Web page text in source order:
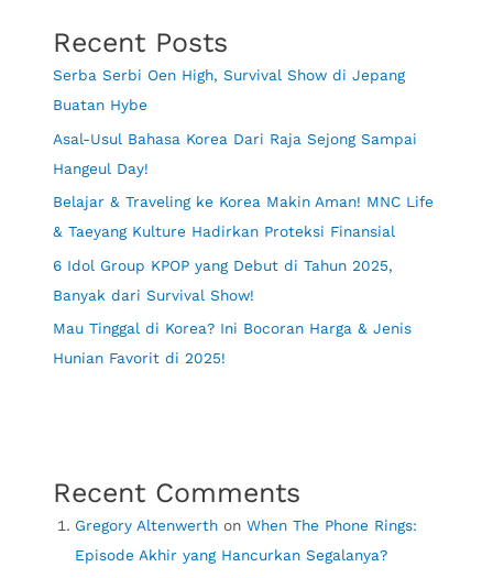
Recent Posts
Serba Serbi Oen High, Survival Show di Jepang
Buatan Hybe
Asal-Usul Bahasa Korea Dari Raja Sejong Sampai
Hangeul Day!
Belajar & Traveling ke Korea Makin Aman! MNC Life
& Taeyang Kulture Hadirkan Proteksi Finansial
6 Idol Group KPOP yang Debut di Tahun 2025,
Banyak dari Survival Show!
Mau Tinggal di Korea? Ini Bocoran Harga & Jenis
Hunian Favorit di 2025!
Recent Comments
Gregory Altenwerth onWhen The Phone Rings:
Episode Akhir yang Hancurkan Segalanya?